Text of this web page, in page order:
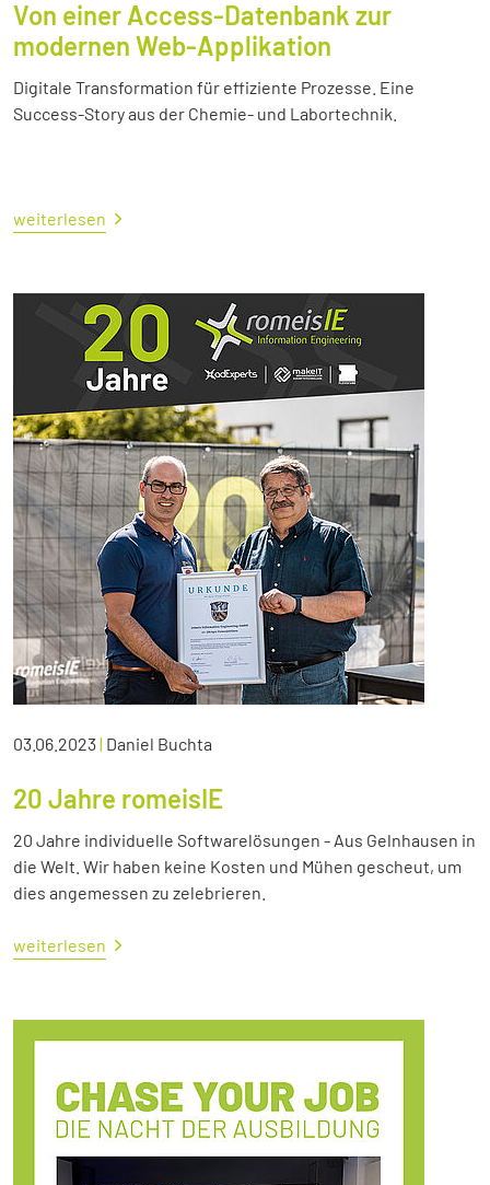
Von einer Access-Datenbank zur
modernen Web-Applikation
Digitale Transformation für effiziente Prozesse. Eine
Success-Story aus der Chemie- und Labortechnik.
weiterlesen
03.06.2023| Daniel Buchta
20 Jahre romeisIE
20 Jahre individuelle Softwarelösungen - Aus Gelnhausen in
die Welt. Wir haben keine Kosten und Mühen gescheut, um
dies angemessen zu zelebrieren.
weiterlesen